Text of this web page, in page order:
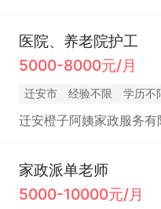
医院、养老院护工
5000-8000元/月
迁安市 经验不限 学历不
迁安橙子阿姨家政服务有
家政派单老师
5000-10000元/月